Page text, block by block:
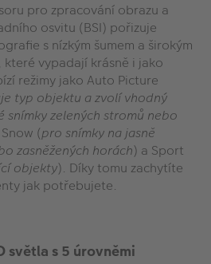
pro zpracování obrazu a
osvitu (BSI) pořizuje
s nízkým šumem a širokým
které vypadají krásně i jako
režimy jako Auto Picture
typ objektu a zvolí vhodný
snímky zelených stromů nebo
(pro snímky na jasně
zasněžených horách) a Sport
objekty). Díky tomu zachytíte
jak potřebujete.
světla s 5 úrovněmi